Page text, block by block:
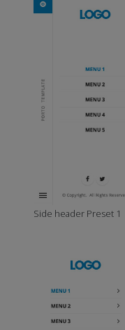
Side header Preset 1